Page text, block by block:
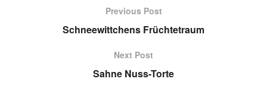
Previous Post
Schneewittchens Früchtetraum
Next Post
Sahne Nuss-Torte